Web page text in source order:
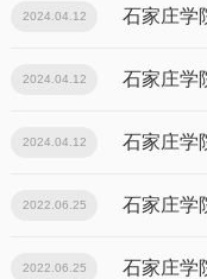
2024.04.12 石家庄学
2024.04.12 石家庄学
2024.04.12 石家庄学
2022.06.25 石家庄学
2022.06.25 石家庄学